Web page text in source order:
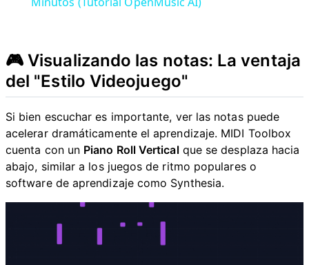
V
i
d
e
o
🎮 Visualizando las notas: La ventaja
del "Estilo Videojuego"
Si bien escuchar es importante, ver las notas puede
acelerar dramáticamente el aprendizaje. MIDI Toolbox
cuenta con un Piano Roll Verticalque se desplaza hacia
abajo, similar a los juegos de ritmo populares o
software de aprendizaje como Synthesia.